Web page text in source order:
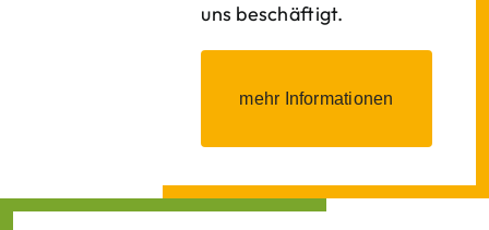
uns beschäftigt.
mehr Informationen